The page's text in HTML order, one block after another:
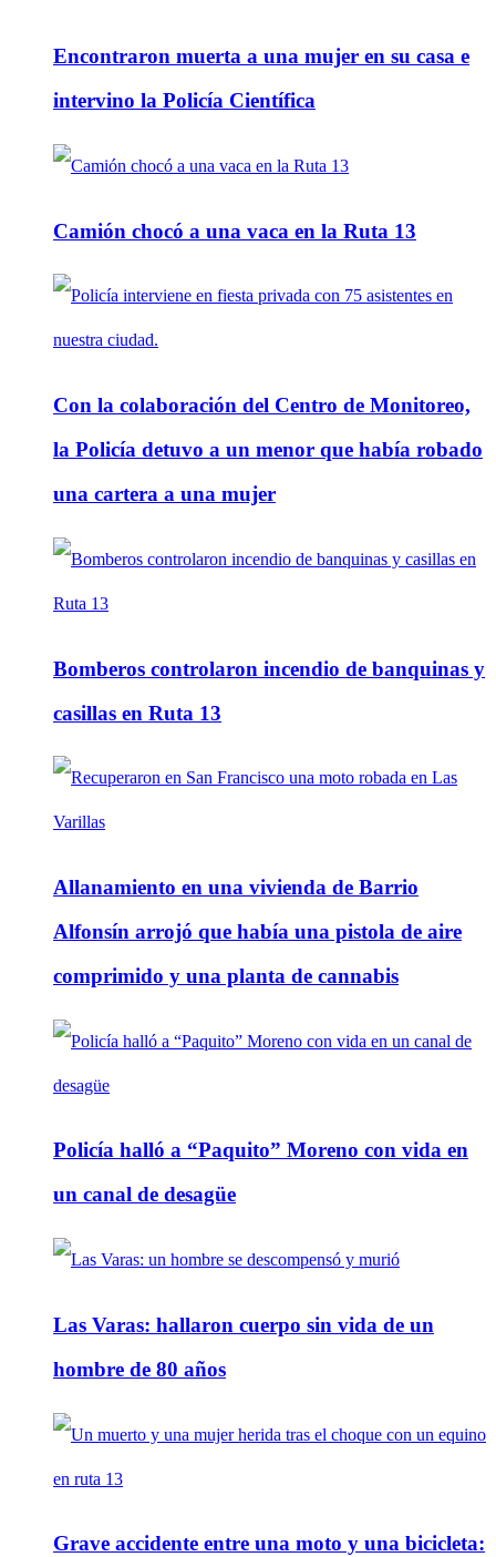
Encontraron muerta a una mujer en su casa e
intervino la Policía Científica
Camión chocó a una vaca en la Ruta 13
Con la colaboración del Centro de Monitoreo,
la Policía detuvo a un menor que había robado
una cartera a una mujer
Bomberos controlaron incendio de banquinas y
casillas en Ruta 13
Allanamiento en una vivienda de Barrio
Alfonsín arrojó que había una pistola de aire
comprimido y una planta de cannabis
Policía halló a “Paquito” Moreno con vida en
un canal de desagüe
Las Varas: hallaron cuerpo sin vida de un
hombre de 80 años
Grave accidente entre una moto y una bicicleta: